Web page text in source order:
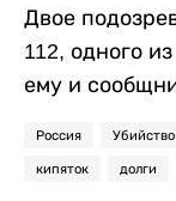
Двое
112, одного
ему и
Россия Убийство
кипяток долги